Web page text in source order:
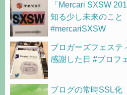
「Mercari SXSW
知る少し未来のこと
#mercariSXSW
ブロガーズフェステ
感謝した日 #ブロフ
ブログの常時SSL化